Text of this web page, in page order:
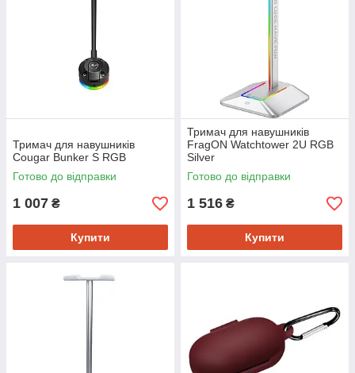
Тримач для навушників
Cougar Bunker S RGB
Готово до відправки
1 007 ₴
Купити
Тримач для навушників
FragON Watchtower 2U RGB
Silver
(FGLHH22WTWTR2URGB)
Готово до відправки
1 516 ₴
Купити